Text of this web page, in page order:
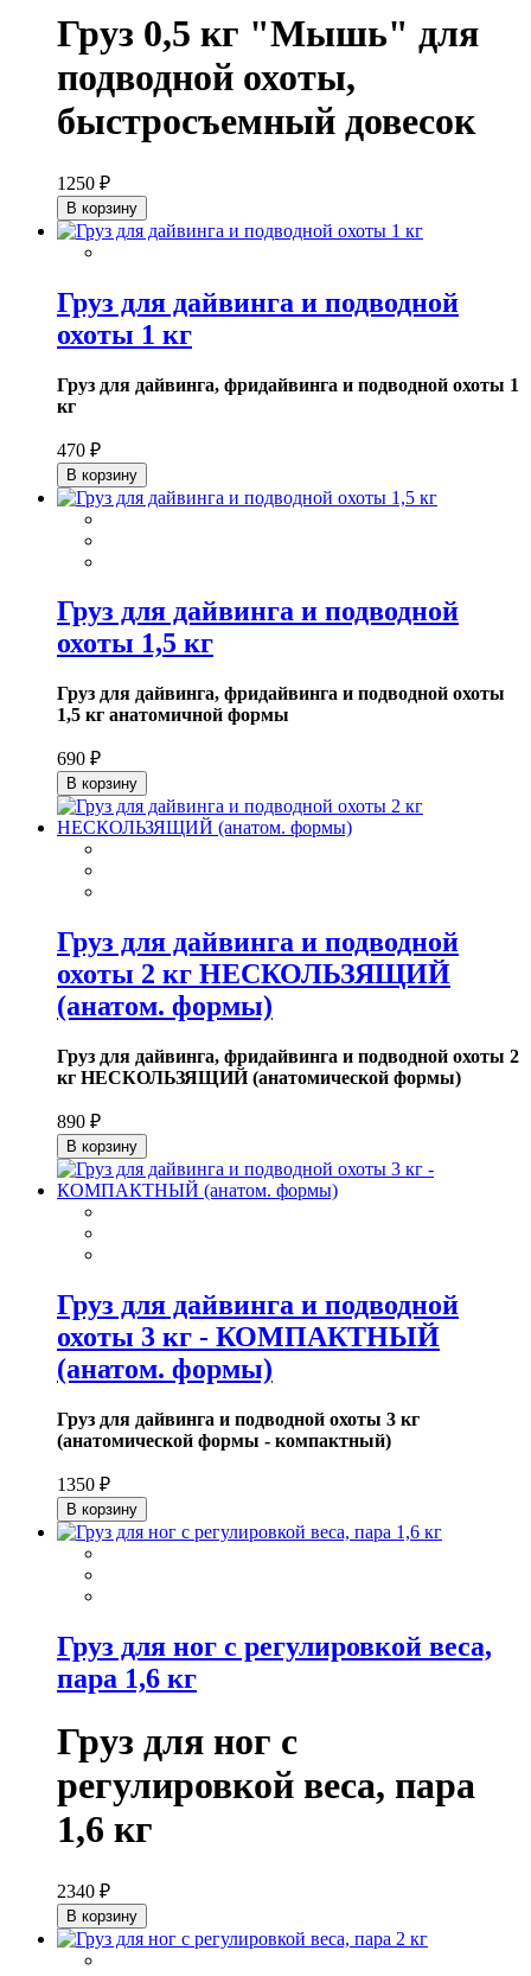
Груз 0,5 кг "Мышь" для
подводной охоты,
быстросъемный довесок
1250 ₽
В корзину
Груз для дайвинга и подводной
охоты 1 кг
Груз для дайвинга, фридайвинга и подводной охоты 1
кг
470 ₽
В корзину
Груз для дайвинга и подводной
охоты 1,5 кг
Груз для дайвинга, фридайвинга и подводной охоты
1,5 кг анатомичной формы
690 ₽
В корзину
Груз для дайвинга и подводной
охоты 2 кг НЕСКОЛЬЗЯЩИЙ
(анатом. формы)
Груз для дайвинга, фридайвинга и подводной охоты 2
кг НЕСКОЛЬЗЯЩИЙ (анатомической формы)
890 ₽
В корзину
Груз для дайвинга и подводной
охоты 3 кг - КОМПАКТНЫЙ
(анатом. формы)
Груз для дайвинга и подводной охоты 3 кг
(анатомической формы - компактный)
1350 ₽
В корзину
Груз для ног с регулировкой веса,
пара 1,6 кг
Груз для ног с
регулировкой веса, пара
1,6 кг
2340 ₽
В корзину